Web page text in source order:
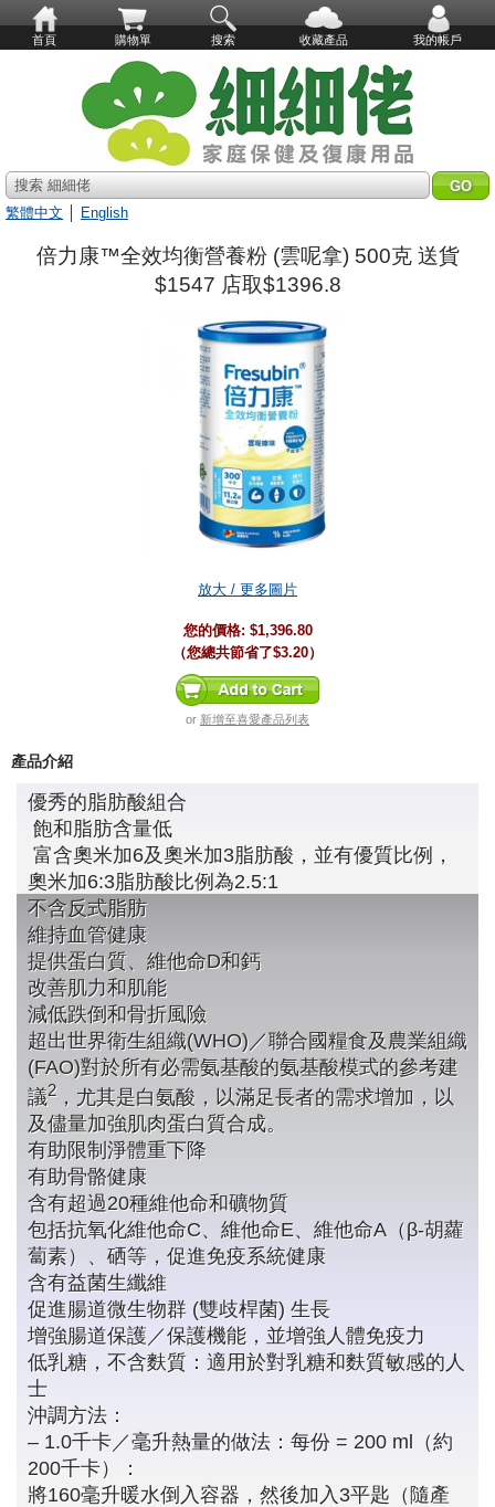
首頁 購物單 搜索 收藏產品 我的帳戶
搜索 細細佬
繁體中文
English
倍力康™全效均衡營養粉 (雲呢拿) 500克 送貨
$1547 店取$1396.8
放大 / 更多圖片
您的價格: $1,396.80
（您總共節省了$3.20）
or 新增至喜愛產品列表
產品介紹
優秀的脂肪酸組合
飽和脂肪含量低
富含奧米加6及奧米加3脂肪酸，並有優質比例，
奧米加6:3脂肪酸比例為2.5:1
不含反式脂肪
維持血管健康
提供蛋白質、維他命D和鈣
改善肌力和肌能
減低跌倒和骨折風險
超出世界衛生組織(WHO)／聯合國糧食及農業組織
(FAO)對於所有必需氨基酸的氨基酸模式的參考建
議2，尤其是白氨酸，以滿足長者的需求增加，以
及儘量加強肌肉蛋白質合成。
有助限制淨體重下降
有助骨骼健康
含有超過20種維他命和礦物質
包括抗氧化維他命C、維他命E、維他命A（β-胡蘿
蔔素）、硒等，促進免疫系統健康
含有益菌生纖維
促進腸道微生物群 (雙歧桿菌) 生長
增強腸道保護／保護機能，並增強人體免疫力
低乳糖，不含麩質：適用於對乳糖和麩質敏感的人
士
沖調方法：
– 1.0千卡／毫升熱量的做法：每份 = 200 ml（約
200千卡）：
將160毫升暖水倒入容器，然後加入3平匙（隨產